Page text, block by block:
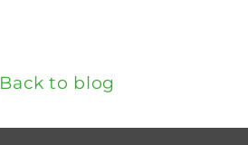
Back to blog